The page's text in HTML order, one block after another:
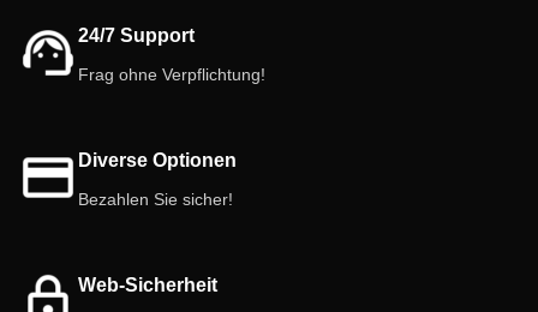
24/7 Support
Frag ohne Verpflichtung!
Diverse Optionen
Bezahlen Sie sicher!
Web-Sicherheit